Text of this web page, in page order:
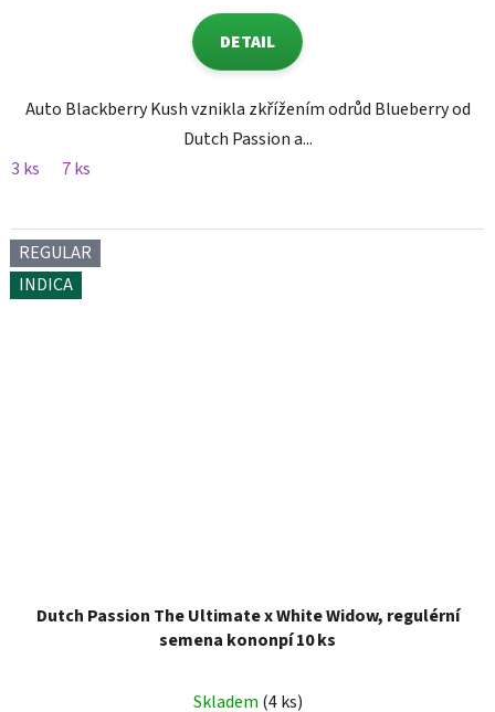
DETAIL
Auto Blackberry Kush vznikla zkřížením odrůd Blueberry od
Dutch Passion a...
3 ks
7 ks
REGULAR
INDICA
Dutch Passion The Ultimate x White Widow, regulérní
semena kononpí 10 ks
Skladem (4 ks)